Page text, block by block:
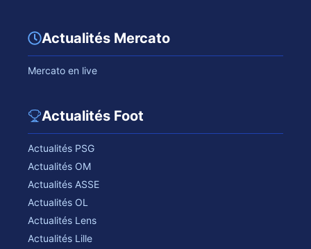
Actualités Mercato
Mercato en live
Actualités Foot
Actualités PSG
Actualités OM
Actualités ASSE
Actualités OL
Actualités Lens
Actualités Lille